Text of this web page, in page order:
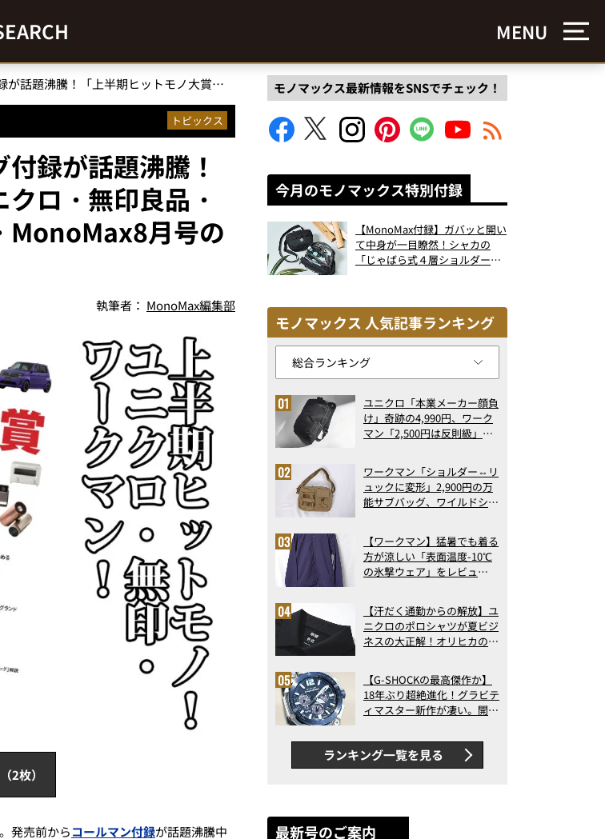
MENU
【明日発売】コールマンのバッグ付録が話題沸騰！「上半期ヒットモノ大賞」「ユニクロ・無印良品・ワークマン」の名品を徹底解説・MonoMax8月号の目次を公開
トピックス
録が話題沸騰！
ロ・無印良品・
MonoMax8月号の
執筆者： MonoMax編集部
2枚）
。発売前からコールマン付録が話題沸騰中
モノマックス最新情報をSNSでチェック！
今月のモノマックス特別付録
【MonoMax付録】ガバッと開い
て中身が一目瞭然！シャカの
「じゃばら式４層ショルダーバ
モノマックス 人気記事ランキング
ユニクロ「本業メーカー顔負
け」奇跡の4,990円、ワーク
マン「2,500円は反則級」凄
ト3】（2026年6月版）
ワークマン「ショルダー⇔リ
ュックに変形」2,900円の万
能サブバッグ、ワイルドシン
記事ランキングベスト3】
（2026年6月版）
【ワークマン】猛暑でも着る
方が涼しい「表面温度-10℃
の氷撃ウェア」をレビュ
【汗だく通勤からの解放】ユ
ニクロのポロシャツが夏ビジ
ネスの大正解！オリヒカの透
アの実力
【G-SHOCKの最高傑作か】
18年ぶり超絶進化！グラビテ
ィマスター新作が凄い。開発
新ムーブメントの衝撃
ランキング一覧を見る
最新号のご案内